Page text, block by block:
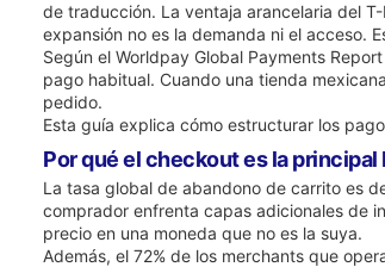
de traducción. La ventaja arancelaria del
expansión no es la demanda ni el acceso.
Según el Worldpay Global Payments
pago habitual. Cuando una tienda
pedido.
Esta guía explica cómo estructurar los
Por qué el checkout es la
La tasa global de abandono de carrito es
comprador enfrenta capas adicionales de
precio en una moneda que no es la suya.
Además, el 72% de los merchants que